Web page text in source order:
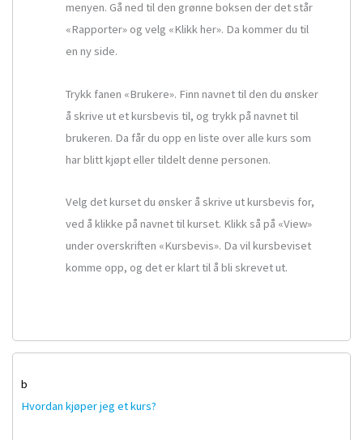
menyen. Gå ned til den grønne boksen der det står
«Rapporter» og velg «Klikk her». Da kommer du til
en ny side.
Trykk fanen «Brukere». Finn navnet til den du ønsker
å skrive ut et kursbevis til, og trykk på navnet til
brukeren. Da får du opp en liste over alle kurs som
har blitt kjøpt eller tildelt denne personen.
Velg det kurset du ønsker å skrive ut kursbevis for,
ved å klikke på navnet til kurset. Klikk så på «View»
under overskriften «Kursbevis». Da vil kursbeviset
komme opp, og det er klart til å bli skrevet ut.
b
Hvordan kjøper jeg et kurs?